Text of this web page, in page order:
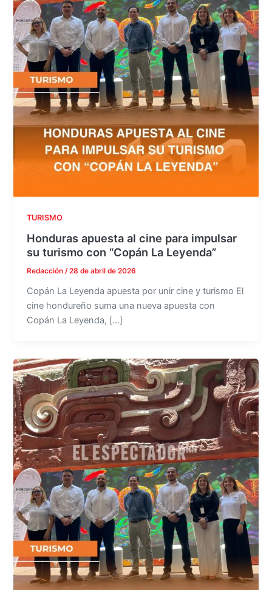
TURISMO
Honduras apuesta al cine para impulsar
su turismo con “Copán La Leyenda”
Redacción/28 de abril de 2026
Copán La Leyenda apuesta por unir cine y turismo El
cine hondureño suma una nueva apuesta con
Copán La Leyenda, […]